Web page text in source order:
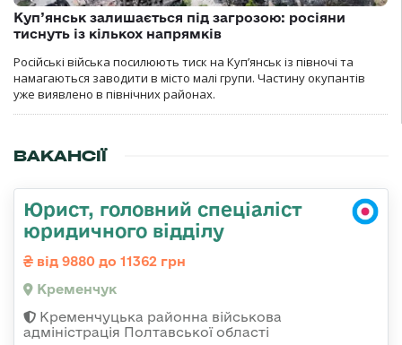
Куп’янськ залишається під загрозою: росіяни
тиснуть із кількох напрямків
Російські війська посилюють тиск на Куп’янськ із півночі та
намагаються заводити в місто малі групи. Частину окупантів
уже виявлено в північних районах.
ВАКАНСІЇ
Юрист, головний спеціаліст
юридичного відділу
від 9880 до 11362 грн
Кременчук
Кременчуцька районна військова
адміністрація Полтавської області